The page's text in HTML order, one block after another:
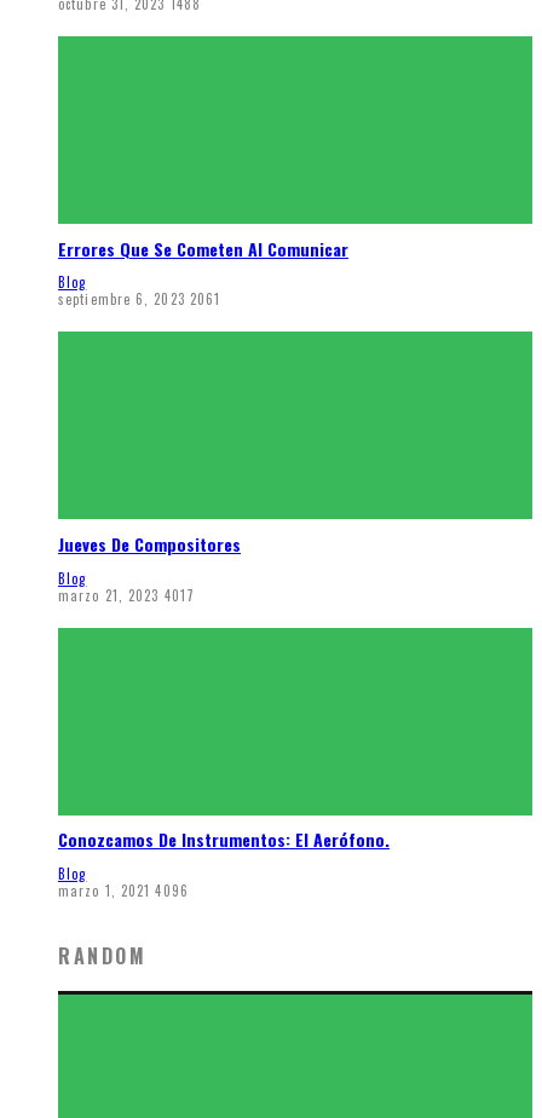
Errores Que Se Cometen Al Comunicar
Blog
septiembre 6, 2023 2061
Jueves De Compositores
Blog
marzo 21, 2023 4017
Conozcamos De Instrumentos: El Aerófono.
Blog
marzo 1, 2021 4096
RANDOM